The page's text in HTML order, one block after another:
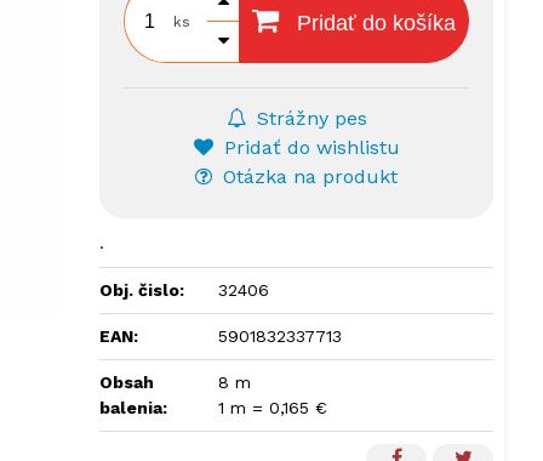
ks Pridať do košíka
Strážny pes
Pridať do wishlistu
Otázka na produkt
.
Obj. čislo: 32406
EAN: 5901832337713
Obsah
balenia:
8 m
1 m = 0,165 €